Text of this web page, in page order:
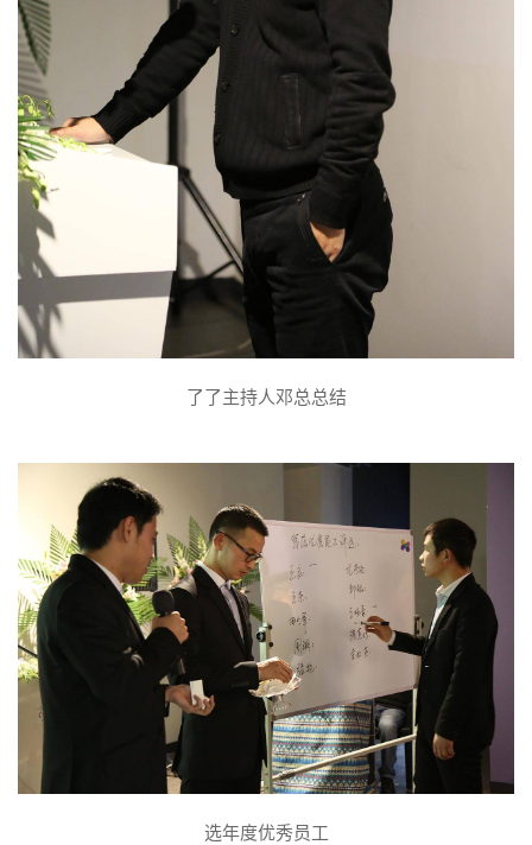
了了主持人邓总总结
选年度优秀员工